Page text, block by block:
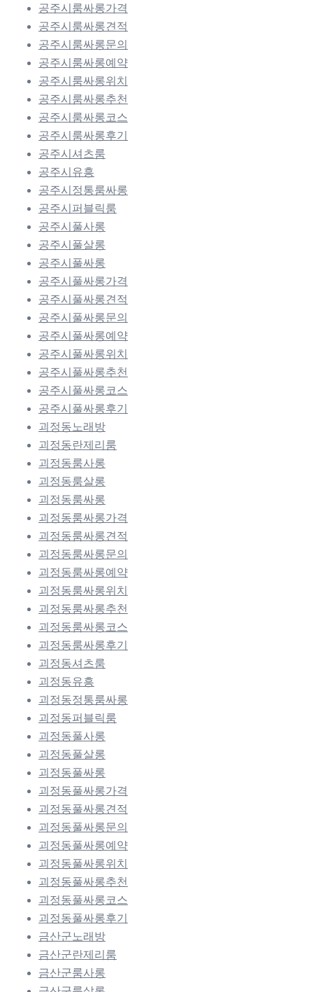
공주시룸싸롱가격
공주시룸싸롱견적
공주시룸싸롱문의
공주시룸싸롱예약
공주시룸싸롱위치
공주시룸싸롱추천
공주시룸싸롱코스
공주시룸싸롱후기
공주시셔츠룸
공주시유흥
공주시정통룸싸롱
공주시퍼블릭룸
공주시풀사롱
공주시풀살롱
공주시풀싸롱
공주시풀싸롱가격
공주시풀싸롱견적
공주시풀싸롱문의
공주시풀싸롱예약
공주시풀싸롱위치
공주시풀싸롱추천
공주시풀싸롱코스
공주시풀싸롱후기
괴정동노래방
괴정동란제리룸
괴정동룸사롱
괴정동룸살롱
괴정동룸싸롱
괴정동룸싸롱가격
괴정동룸싸롱견적
괴정동룸싸롱문의
괴정동룸싸롱예약
괴정동룸싸롱위치
괴정동룸싸롱추천
괴정동룸싸롱코스
괴정동룸싸롱후기
괴정동셔츠룸
괴정동유흥
괴정동정통룸싸롱
괴정동퍼블릭룸
괴정동풀사롱
괴정동풀살롱
괴정동풀싸롱
괴정동풀싸롱가격
괴정동풀싸롱견적
괴정동풀싸롱문의
괴정동풀싸롱예약
괴정동풀싸롱위치
괴정동풀싸롱추천
괴정동풀싸롱코스
괴정동풀싸롱후기
금산군노래방
금산군란제리룸
금산군룸사롱